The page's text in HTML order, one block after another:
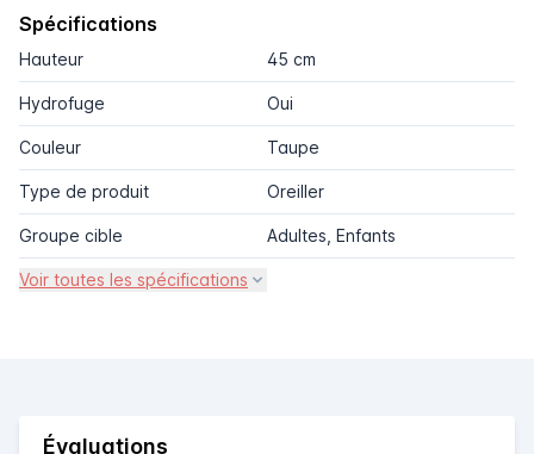
Spécifications
Hauteur 45 cm
Hydrofuge Oui
Couleur Taupe
Type de produit Oreiller
Groupe cible Adultes, Enfants
Voir toutes les spécifications
Évaluations